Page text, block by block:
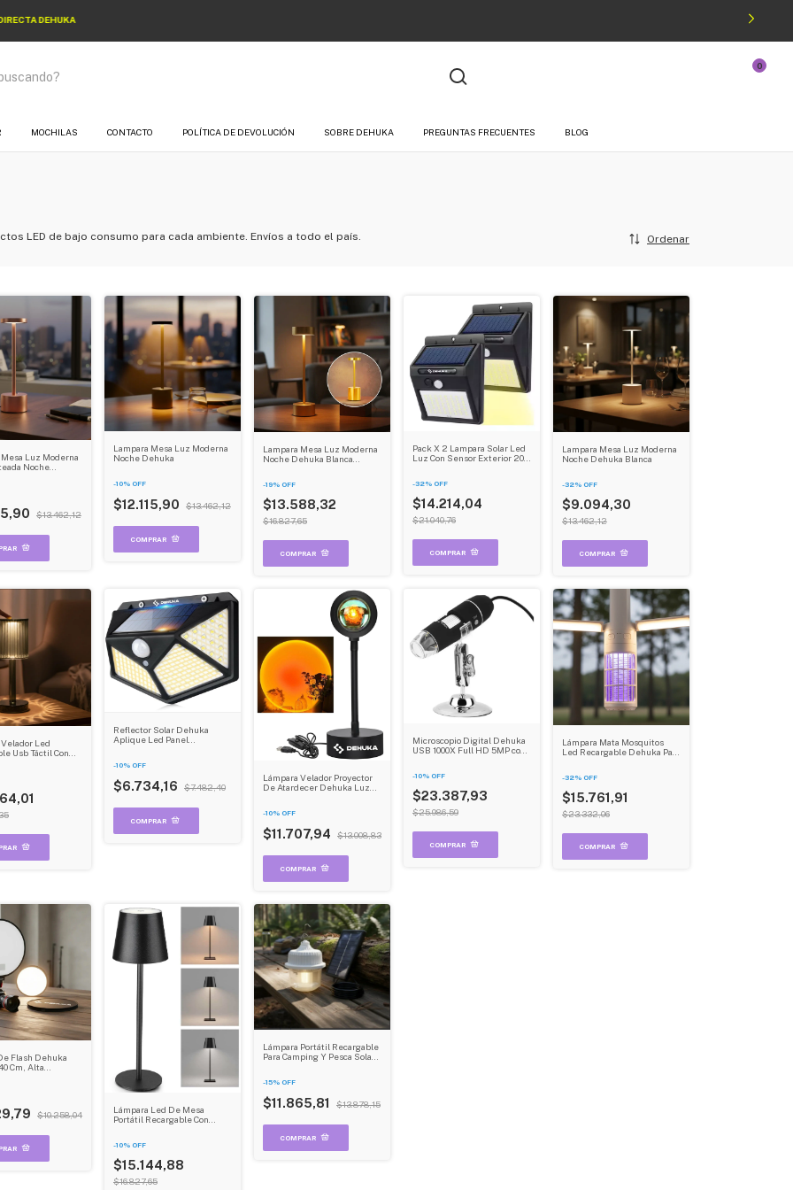
0
MOCHILAS CONTACTO POLÍTICA DE DEVOLUCIÓN SOBRE DEHUKA PREGUNTAS FRECUENTES BLOG
LED de bajo consumo para cada ambiente. Envíos a todo el país. Ordenar
Luz Moderna
Noche
$13.462,12
Lampara Mesa Luz Moderna
Noche Dehuka
-10% OFF
$12.115,90 $13.462,12
Lampara Mesa Luz Moderna
Noche Dehuka Blanca
-19% OFF
$13.588,32
$16.827,65
Pack X 2 Lampara Solar Led
Luz Con Sensor Exterior 20
-32% OFF
$14.214,04
$21.040,76
Lampara Mesa Luz Moderna
Noche Dehuka Blanca
-32% OFF
$9.094,30
$13.462,12
Led
Usb Táctil Con
Reflector Solar Dehuka
Aplique Led Panel
-10% OFF
$6.734,16 $7.482,40
Lámpara Velador Proyector
De Atardecer Dehuka Luz
-10% OFF
$11.707,94 $13.008,83
Microscopio Digital Dehuka
USB 1000X Full HD 5MP con
-10% OFF
$23.387,93
$25.986,59
Lámpara Mata Mosquitos
Led Recargable Dehuka Para
-32% OFF
$15.761,91
$23.332,06
Flash Dehuka
Cm, Alta
$10.258,04
Lámpara Led De Mesa
Portátil Recargable Con
Dehuka
-10% OFF
$15.144,88
$16.827,65
Lámpara Portátil Recargable
Para Camping Y Pesca Solar
-15% OFF
$11.865,81 $13.878,15